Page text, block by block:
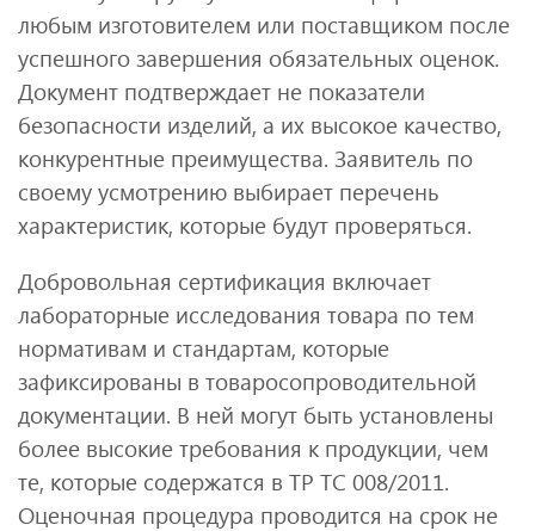
любым изготовителем или поставщиком после
успешного завершения обязательных оценок.
Документ подтверждает не показатели
безопасности изделий, а их высокое качество,
конкурентные преимущества. Заявитель по
своему усмотрению выбирает перечень
характеристик, которые будут проверяться.
Добровольная сертификация включает
лабораторные исследования товара по тем
нормативам и стандартам, которые
зафиксированы в товаросопроводительной
документации. В ней могут быть установлены
более высокие требования к продукции, чем
те, которые содержатся в ТР ТС 008/2011.
Оценочная процедура проводится на срок не